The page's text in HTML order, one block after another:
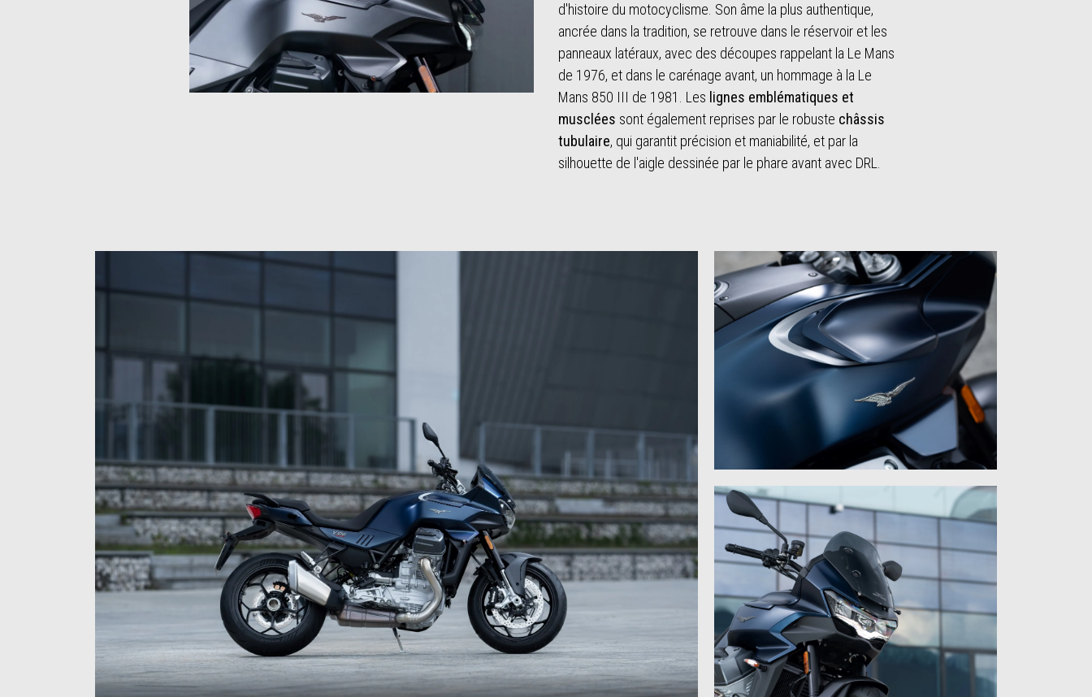
d'histoire du motocyclisme. Son âme la plus authentique,
ancrée dans la tradition, se retrouve dans le réservoir et les
panneaux latéraux, avec des découpes rappelant la Le Mans
de 1976, et dans le carénage avant, un hommage à la Le
Mans 850 III de 1981. Les lignes emblématiques et
musclées sont également reprises par le robuste châssis
tubulaire, qui garantit précision et maniabilité, et par la
silhouette de l'aigle dessinée par le phare avant avec DRL.